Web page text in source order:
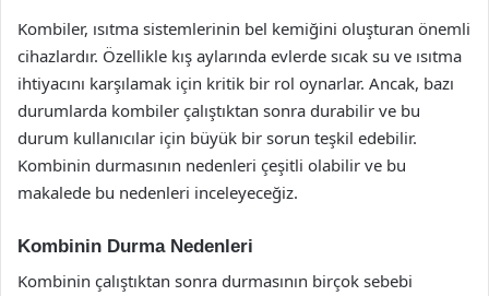
Kombiler, ısıtma sistemlerinin bel kemiğini oluşturan önemli
cihazlardır. Özellikle kış aylarında evlerde sıcak su ve ısıtma
ihtiyacını karşılamak için kritik bir rol oynarlar. Ancak, bazı
durumlarda kombiler çalıştıktan sonra durabilir ve bu
durum kullanıcılar için büyük bir sorun teşkil edebilir.
Kombinin durmasının nedenleri çeşitli olabilir ve bu
makalede bu nedenleri inceleyeceğiz.
Kombinin Durma Nedenleri
Kombinin çalıştıktan sonra durmasının birçok sebebi